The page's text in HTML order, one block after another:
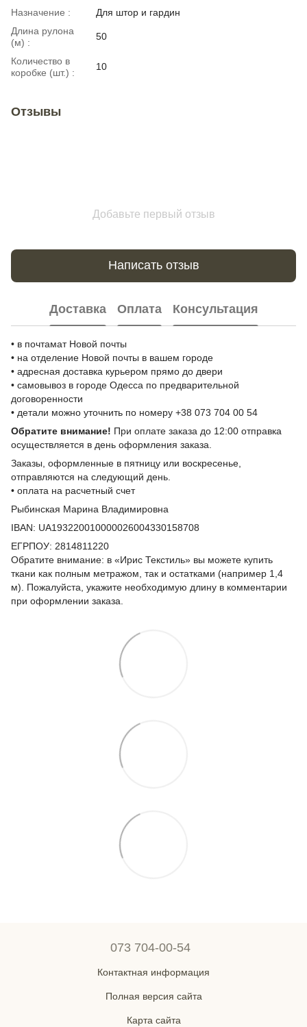
Назначение :
Для штор и гардин
Длина рулона
(м) :
50
Количество в
коробке (шт.) :
10
Отзывы
Добавьте первый отзыв
Написать отзыв
Доставка Оплата Консультация
• в почтамат Новой почты
• на отделение Новой почты в вашем городе
• адресная доставка курьером прямо до двери
• самовывоз в городе Одесса по предварительной
договоренности
• детали можно уточнить по номеру +38 073 704 00 54
Обратите внимание! При оплате заказа до 12:00 отправка
осуществляется в день оформления заказа.
Заказы, оформленные в пятницу или воскресенье,
отправляются на следующий день.
• оплата на расчетный счет
Рыбинская Марина Владимировна
IBAN: UA193220010000026004330158708
ЕГРПОУ: 2814811220
Обратите внимание: в «Ирис Текстиль» вы можете купить
ткани как полным метражом, так и остатками (например 1,4
м). Пожалуйста, укажите необходимую длину в комментарии
при оформлении заказа.
073 704-00-54
Контактная информация
Полная версия сайта
Карта сайта